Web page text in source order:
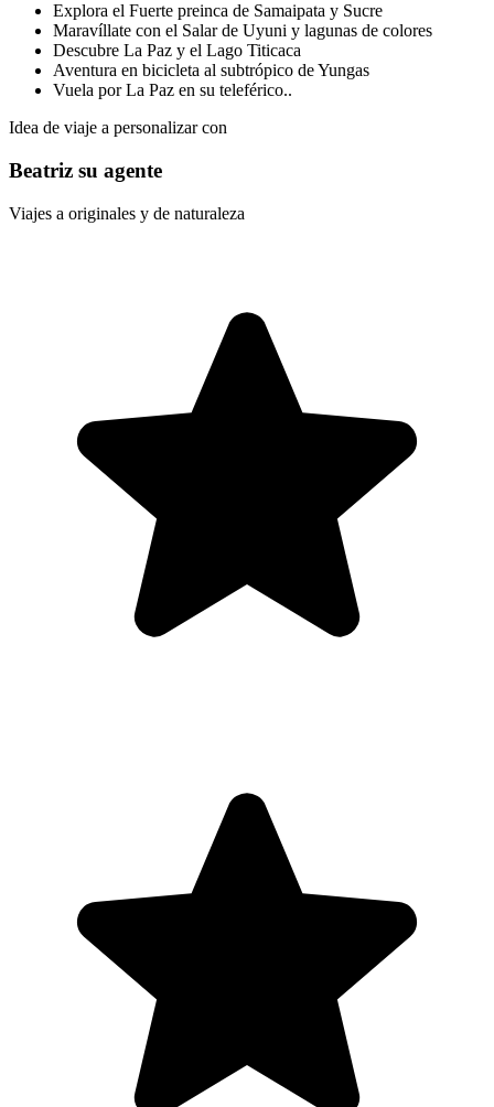
Explora el Fuerte preinca de Samaipata y Sucre
Maravíllate con el Salar de Uyuni y lagunas de colores
Descubre La Paz y el Lago Titicaca
Aventura en bicicleta al subtrópico de Yungas
Vuela por La Paz en su teleférico..
Idea de viaje a personalizar con
Beatriz su agente
Viajes a originales y de naturaleza